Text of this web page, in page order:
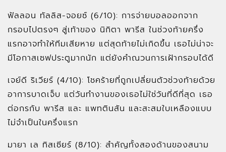
ฟัลลอน ทัลลิส-จอยซ์ (6/10): การจ่ายบอลออกจาก
กรอบไปตรงๆ สู่เท้าของ นิกิตา พารีส ในช่วงท้ายครึ่ง
แรกอาจทำให้ทีมเสียหาย แต่สุดท้ายไม่เกิดขึ้น เธอไม่น่าจะ
มีโอกาสเซฟประตูมากนัก แต่ยังคำณวนการเฝ้ากรอบได้ดี
เจย์ดี ริเวียร์ (4/10): โชคร้ายที่ถูกเปลี่ยนตัวช่วงท้ายด้วย
อาการบาดเจ็บ แต่วันทำงานของเธอไม่ใช่วันที่ดีที่สุด เธอ
ต่อกรกับ พารีส และ แพทตินสัน และสะสมใบเหลืองแบบ
ไม่จำเป็นในครึ่งแรก
มายา เล ทิสเซียร์ (8/10): สำคัญทั้งสองด้านของสนาม